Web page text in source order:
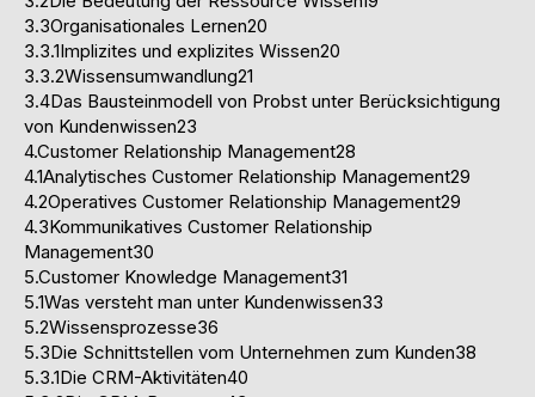
3.3Organisationales Lernen20
3.3.1Implizites und explizites Wissen20
3.3.2Wissensumwandlung21
3.4Das Bausteinmodell von Probst unter Berücksichtigung
von Kundenwissen23
4.Customer Relationship Management28
4.1Analytisches Customer Relationship Management29
4.2Operatives Customer Relationship Management29
4.3Kommunikatives Customer Relationship
Management30
5.Customer Knowledge Management31
5.1Was versteht man unter Kundenwissen33
5.2Wissensprozesse36
5.3Die Schnittstellen vom Unternehmen zum Kunden38
5.3.1Die CRM-Aktivitäten40